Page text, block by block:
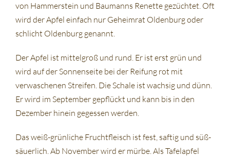
von Hammerstein und Baumanns Renette gezüchtet. Oft
wird der Apfel einfach nur Geheimrat Oldenburg oder
schlicht Oldenburg genannt.
Der Apfel ist mittelgroß und rund. Er ist erst grün und
wird auf der Sonnenseite bei der Reifung rot mit
verwaschenen Streifen. Die Schale ist wachsig und dünn.
Er wird im September gepflückt und kann bis in den
Dezember hinein gegessen werden.
Das weiß-grünliche Fruchtfleisch ist fest, saftig und süß-
säuerlich. Ab November wird er mürbe. Als Tafelapfel